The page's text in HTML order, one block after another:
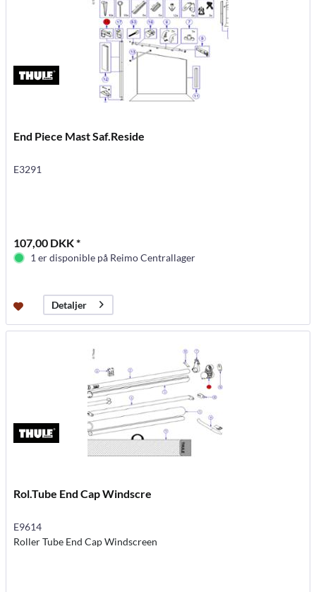
End Piece Mast Saf.Reside
E3291
107,00 DKK *
1 er disponible på Reimo Centrallager
Detaljer
Rol.Tube End Cap Windscre
E9614
Roller Tube End Cap Windscreen